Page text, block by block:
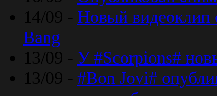
14/09 - Новый видеоклип
Bang
13/09 - У #Scorpions#
13/09 - #Bon Jovi#